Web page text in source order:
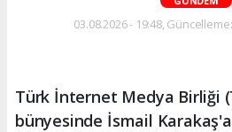
03.08.2026 - 19:48,
Türk İnternet Medya Birliği
bünyesinde İsmail